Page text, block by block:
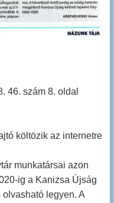
46. szám 8. oldal
költözik az internetre
munkatársai azon
ig a Kanizsa Újság
legyen. A